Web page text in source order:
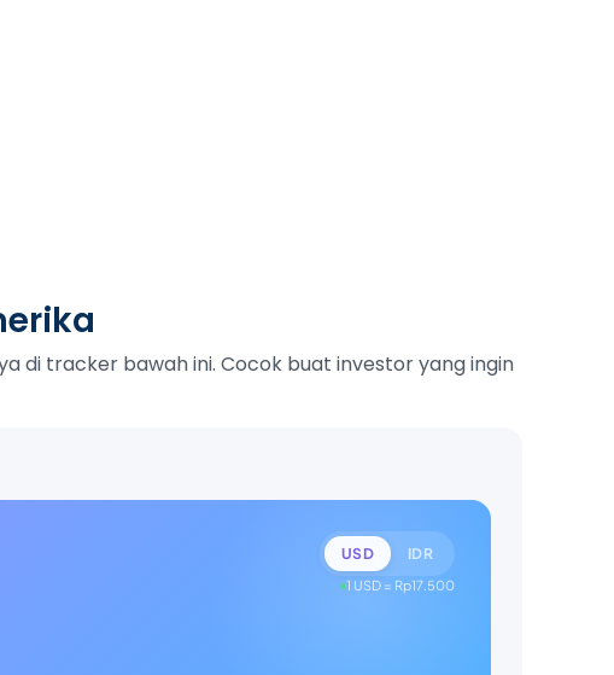
di tracker bawah ini. Cocok buat investor yang ingin